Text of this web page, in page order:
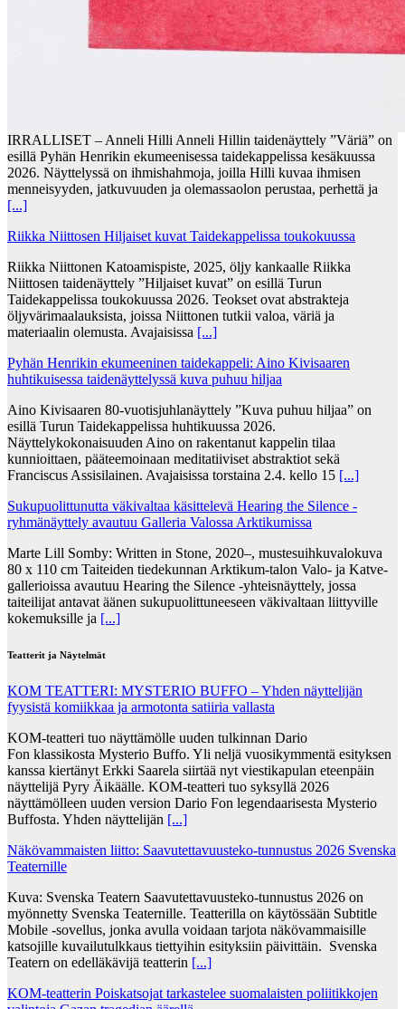
IRRALLISET – Anneli Hilli Anneli Hillin taidenäyttely ”Väriä” on
esillä Pyhän Henrikin ekumeenisessa taidekappelissa kesäkuussa
2026. Näyttelyssä on ihmishahmoja, joilla Hilli kuvaa ihmisen
menneisyyden, jatkuvuuden ja olemassaolon perustaa, perhettä ja
[...]
Riikka Niittosen Hiljaiset kuvat Taidekappelissa toukokuussa
Riikka Niittonen Katoamispiste, 2025, öljy kankaalle Riikka
Niittosen taidenäyttely ”Hiljaiset kuvat” on esillä Turun
Taidekappelissa toukokuussa 2026. Teokset ovat abstrakteja
öljyvärimaalauksista, joissa Niittonen tutkii valoa, väriä ja
materiaalin olemusta. Avajaisissa [...]
Pyhän Henrikin ekumeeninen taidekappeli: Aino Kivisaaren
huhtikuisessa taidenäyttelyssä kuva puhuu hiljaa
Aino Kivisaaren 80-vuotisjuhlanäyttely ”Kuva puhuu hiljaa” on
esillä Turun Taidekappelissa huhtikuussa 2026.
Näyttelykokonaisuuden Aino on rakentanut kappelin tilaa
kunnioittaen, pääteemoinaan meditatiiviset abstraktiot sekä
Franciscus Assisilainen. Avajaisissa torstaina 2.4. kello 15 [...]
Sukupuolittunutta väkivaltaa käsittelevä Hearing the Silence -
ryhmänäyttely avautuu Galleria Valossa Arktikumissa
Marte Lill Somby: Written in Stone, 2020–, mustesuihkuvalokuva
80 x 110 cm Taiteiden tiedekunnan Arktikum-talon Valo- ja Katve-
gallerioissa avautuu Hearing the Silence -yhteisnäyttely, jossa
taiteilijat antavat äänen sukupuolittuneeseen väkivaltaan liittyville
kokemuksille ja [...]
Teatterit ja Näytelmät
KOM TEATTERI: MYSTERIO BUFFO – Yhden näyttelijän
fyysistä komiikkaa ja armotonta satiiria vallasta
KOM-teatteri tuo näyttämölle uuden tulkinnan Dario
Fon klassikosta Mysterio Buffo. Yli neljä vuosikymmentä esityksen
kanssa kiertänyt Erkki Saarela siirtää nyt viestikapulan eteenpäin
näyttelijä Pyry Äikäälle. KOM-teatteri tuo syksyllä 2026
näyttämölleen uuden version Dario Fon legendaarisesta Mysterio
Buffosta. Yhden näyttelijän [...]
Näkövammaisten liitto: Saavutettavuusteko-tunnustus 2026 Svenska
Teaternille
Kuva: Svenska Teatern Saavutettavuusteko-tunnustus 2026 on
myönnetty Svenska Teaternille. Teatterilla on käytössään Subtitle
Mobile -sovellus, jonka avulla voidaan tarjota näkövammaisille
katsojille kuvailutulkkaus tiettyihin esityksiin päivittäin. Svenska
Teatern on edelläkävijä teatterin [...]
KOM-teatterin Poiskatsojat tarkastelee suomalaisten poliitikkojen